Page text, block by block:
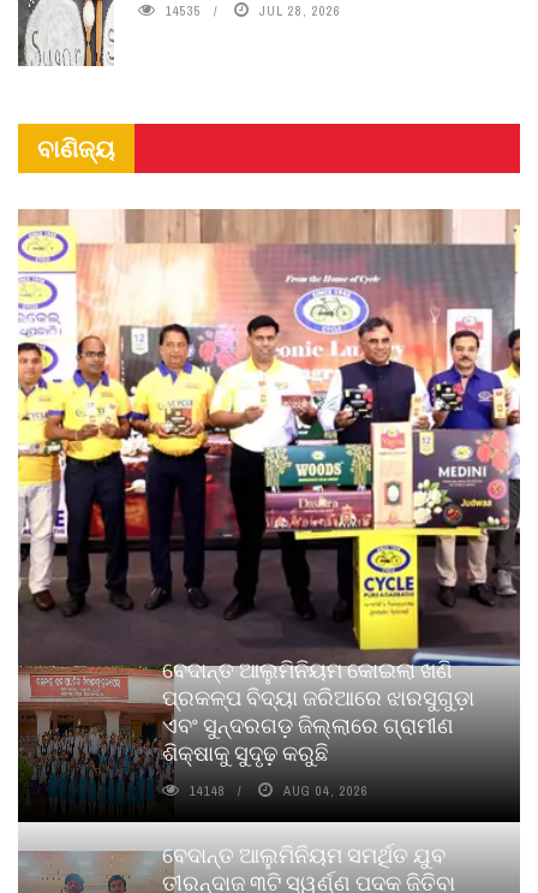
14535 JUL 28, 2026
ବାଣିଜ୍ୟ
ବେଦାନ୍ତ ଆଲୁମିନିୟମ କୋଇଲା ଖଣି
ପ୍ରକଳ୍ପ ବିଦ୍ୟା ଜରିଆରେ ଝାରସୁଗୁଡ଼ା
ଏବଂ ସୁନ୍ଦରଗଡ଼ ଜିଲ୍ଲାରେ ଗ୍ରାମୀଣ
ଶିକ୍ଷାକୁ ସୁଦୃଢ଼ କରୁଛି
14148 AUG 04, 2026
ବେଦାନ୍ତ ଆଲୁମିନିୟମ ସମର୍ଥିତ ଯୁବ
ତୀରନ୍ଦାଜ ୩ଟି ସ୍ୱର୍ଣ୍ଣ ପଦକ ଜିତିବା